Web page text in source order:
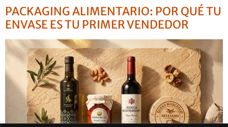
PACKAGING ALIMENTARIO: POR QUÉ TU
ENVASE ES TU PRIMER VENDEDOR